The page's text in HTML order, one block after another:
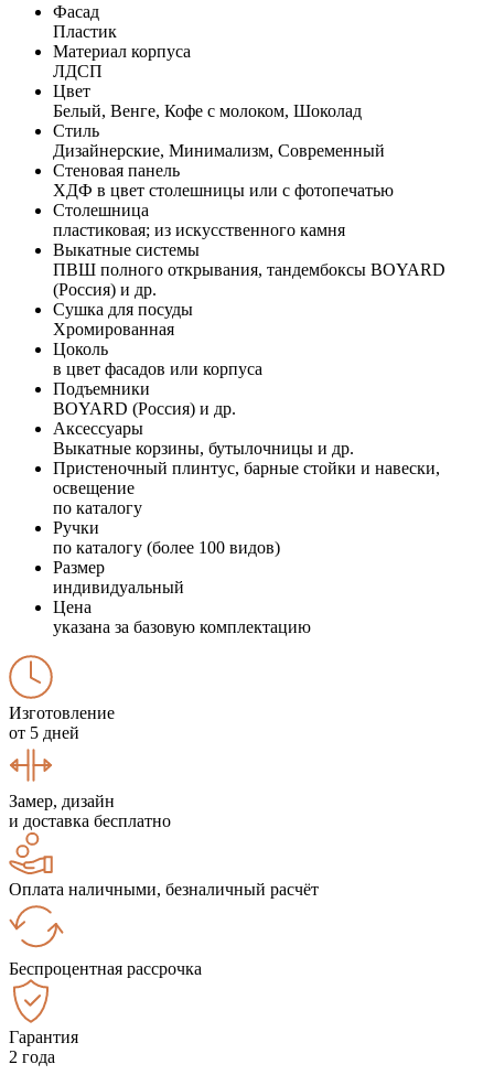
Фасад
Пластик
Материал корпуса
ЛДСП
Цвет
Белый, Венге, Кофе с молоком, Шоколад
Стиль
Дизайнерские, Минимализм, Современный
Стеновая панель
ХДФ в цвет столешницы или с фотопечатью
Столешница
пластиковая; из искусственного камня
Выкатные системы
ПВШ полного открывания, тандембоксы BOYARD
(Россия) и др.
Сушка для посуды
Хромированная
Цоколь
в цвет фасадов или корпуса
Подъемники
BOYARD (Россия) и др.
Аксессуары
Выкатные корзины, бутылочницы и др.
Пристеночный плинтус, барные стойки и навески,
освещение
по каталогу
Ручки
по каталогу (более 100 видов)
Размер
индивидуальный
Цена
указана за базовую комплектацию
Изготовление
от 5 дней
Замер, дизайн
и доставка бесплатно
Оплата наличными, безналичный расчёт
Беспроцентная рассрочка
Гарантия
2 года